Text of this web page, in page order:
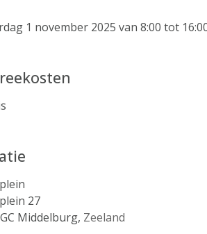
1 november 2025 van 8:00 tot
27
Middelburg, Zeeland